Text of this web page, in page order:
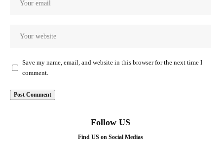
Save my name, email, and website in this browser for the next time I
comment.
Follow US
Find US on Social Medias